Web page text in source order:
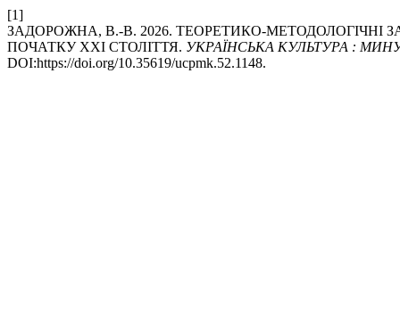
[1]
ЗАДОРОЖНА, В.-В. 2026. ТЕОРЕТИКО-
ПОЧАТКУ XXI СТОЛІТТЯ. УКРАЇНСЬКА КУЛЬТУРА :
DOI:https://doi.org/10.35619/ucpmk.52.1148.